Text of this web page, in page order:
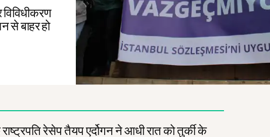
से बाहर हो
राष्ट्रपति रेसेप तैयप एर्दोगन ने आधी रात को तुर्की के